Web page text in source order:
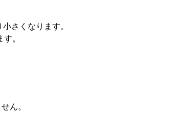
さくなります。
す。
ん。